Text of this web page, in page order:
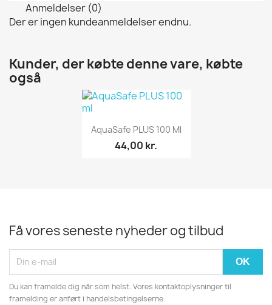
Anmeldelser (0)
Der er ingen kundeanmeldelser endnu.
Kunder, der købte denne vare, købte
også
Vis her
AquaSafe PLUS 100 Ml
44,00 kr.
Få vores seneste nyheder og tilbud
Du kan framelde dig når som helst. Vores kontaktoplysninger til
framelding er anført i handelsbetingelserne.